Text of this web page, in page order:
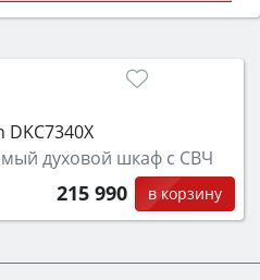
с типом (газовый или
50–70 л для семьи,
не ниже A и нужные
самоочистка,
духовой шкаф с СВЧ
215 990 в корзину